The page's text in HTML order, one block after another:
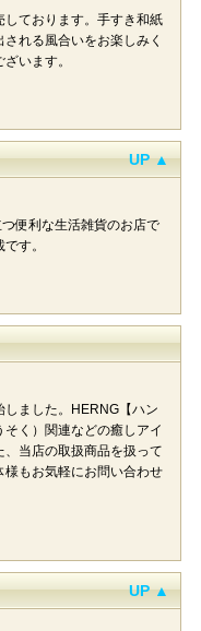
ております。手すき和紙
れる風合いをお楽しみく
います。
UP ▲
便利な生活雑貨のお店で
す。
ました。HERNG【ハン
く）関連などの癒しアイ
当店の取扱商品を扱って
様もお気軽にお問い合わせ
UP ▲